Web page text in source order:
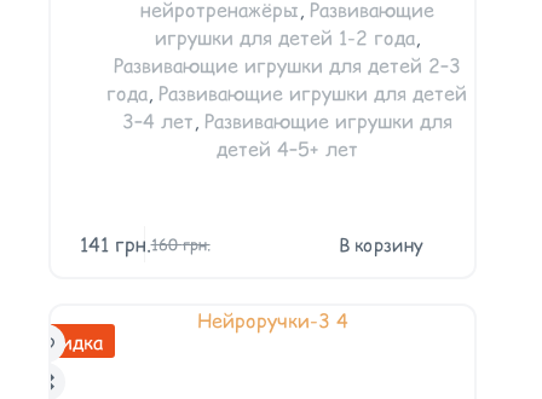
нейротренажёры, Развивающие
игрушки для детей 1-2 года,
Развивающие игрушки для детей 2–3
года, Развивающие игрушки для детей
3–4 лет, Развивающие игрушки для
детей 4–5+ лет
160грн.
141 грн. В корзину
Скидка